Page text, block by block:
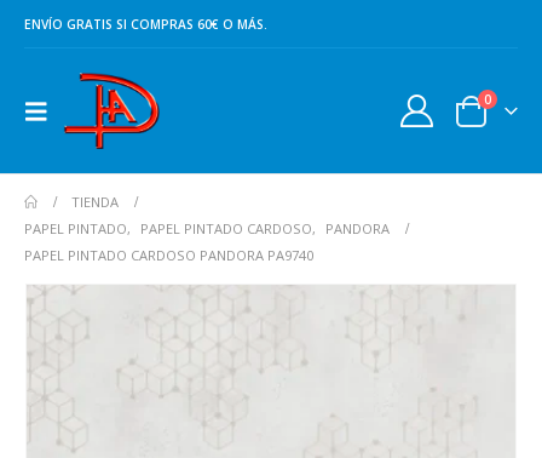
ENVÍO GRATIS SI COMPRAS 60€ O MÁS.
0
TIENDA
PAPEL PINTADO, PAPEL PINTADO CARDOSO,
PANDORA
PAPEL PINTADO CARDOSO PANDORA PA9740